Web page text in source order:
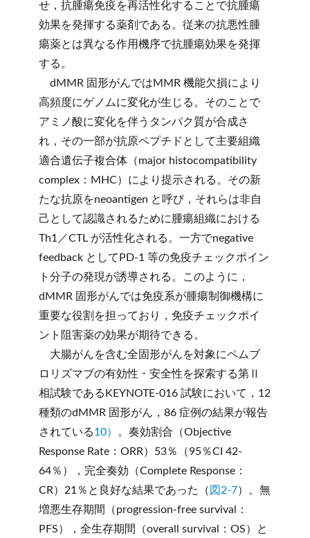
せ，抗腫瘍免疫を再活性化することで抗腫瘍
効果を発揮する薬剤である。従来の抗悪性腫
瘍薬とは異なる作用機序で抗腫瘍効果を発揮
する。
dMMR 固形がんではMMR 機能欠損により
高頻度にゲノムに変化が生じる。そのことで
アミノ酸に変化を伴うタンパク質が合成さ
れ，その一部が抗原ペプチドとして主要組織
適合遺伝子複合体（major histocompatibility
complex：MHC）により提示される。その新
たな抗原をneoantigen と呼び，それらは非自
己として認識されるために腫瘍組織における
Th1／CTL が活性化される。一方でnegative
feedback としてPD-1 等の免疫チェックポイン
ト分子の発現が誘導される。このように，
dMMR 固形がんでは免疫系が腫瘍制御機構に
重要な役割を担っており，免疫チェックポイ
ント阻害薬の効果が期待できる。
大腸がんを含む全固形がんを対象にペムブ
ロリズマブの有効性・安全性を探索する第Ⅱ
相試験であるKEYNOTE-016 試験において，12
種類のdMMR 固形がん，86 症例の結果が報告
されている10）
。奏効割合（Objective
Response Rate：ORR）53％（95％CI 42-
64％），完全奏効（Complete Response：
CR）21％と良好な結果であった（ 図2-7）。無
増悪生存期間（progression-free survival：
PFS），全生存期間（overall survival：OS）と